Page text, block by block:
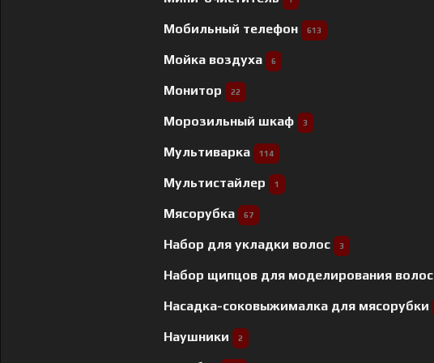
Мобильный телефон 613
Мойка воздуха 6
Монитор 22
Морозильный шкаф 3
Мультиварка 114
Мультистайлер 1
Мясорубка 67
Набор для укладки волос 3
Набор щипцов для моделирования волос
Насадка-соковыжималка для мясорубки
Наушники 2